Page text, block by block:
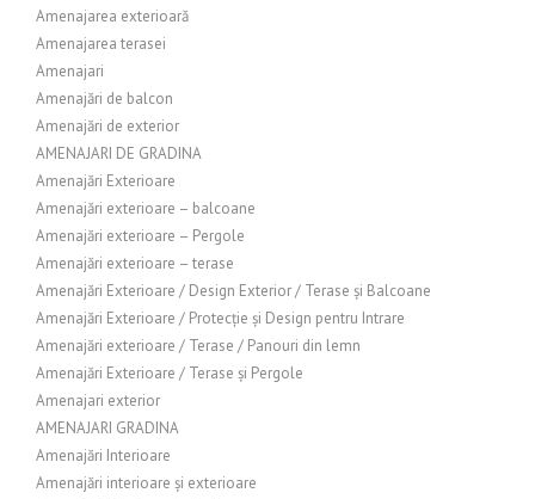
Amenajarea exterioară
Amenajarea terasei
Amenajari
Amenajări de balcon
Amenajări de exterior
AMENAJARI DE GRADINA
Amenajări Exterioare
Amenajări exterioare – balcoane
Amenajări exterioare – Pergole
Amenajări exterioare – terase
Amenajări Exterioare / Design Exterior / Terase și Balcoane
Amenajări Exterioare / Protecție și Design pentru Intrare
Amenajări exterioare / Terase / Panouri din lemn
Amenajări Exterioare / Terase și Pergole
Amenajari exterior
AMENAJARI GRADINA
Amenajări Interioare
Amenajări interioare și exterioare